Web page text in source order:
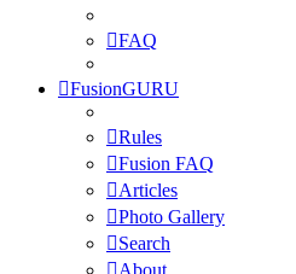
FAQ
FusionGURU
Rules
Fusion FAQ
Articles
Photo Gallery
Search